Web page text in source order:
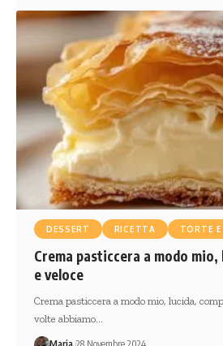
DESSERT RICETTA TORTE E
Crema pasticcera a modo
e veloce
Crema pasticcera a modo mio, lucida,
volte abbiamo…